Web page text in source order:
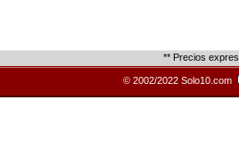
** Precios
© 2002/2022 Solo10.com